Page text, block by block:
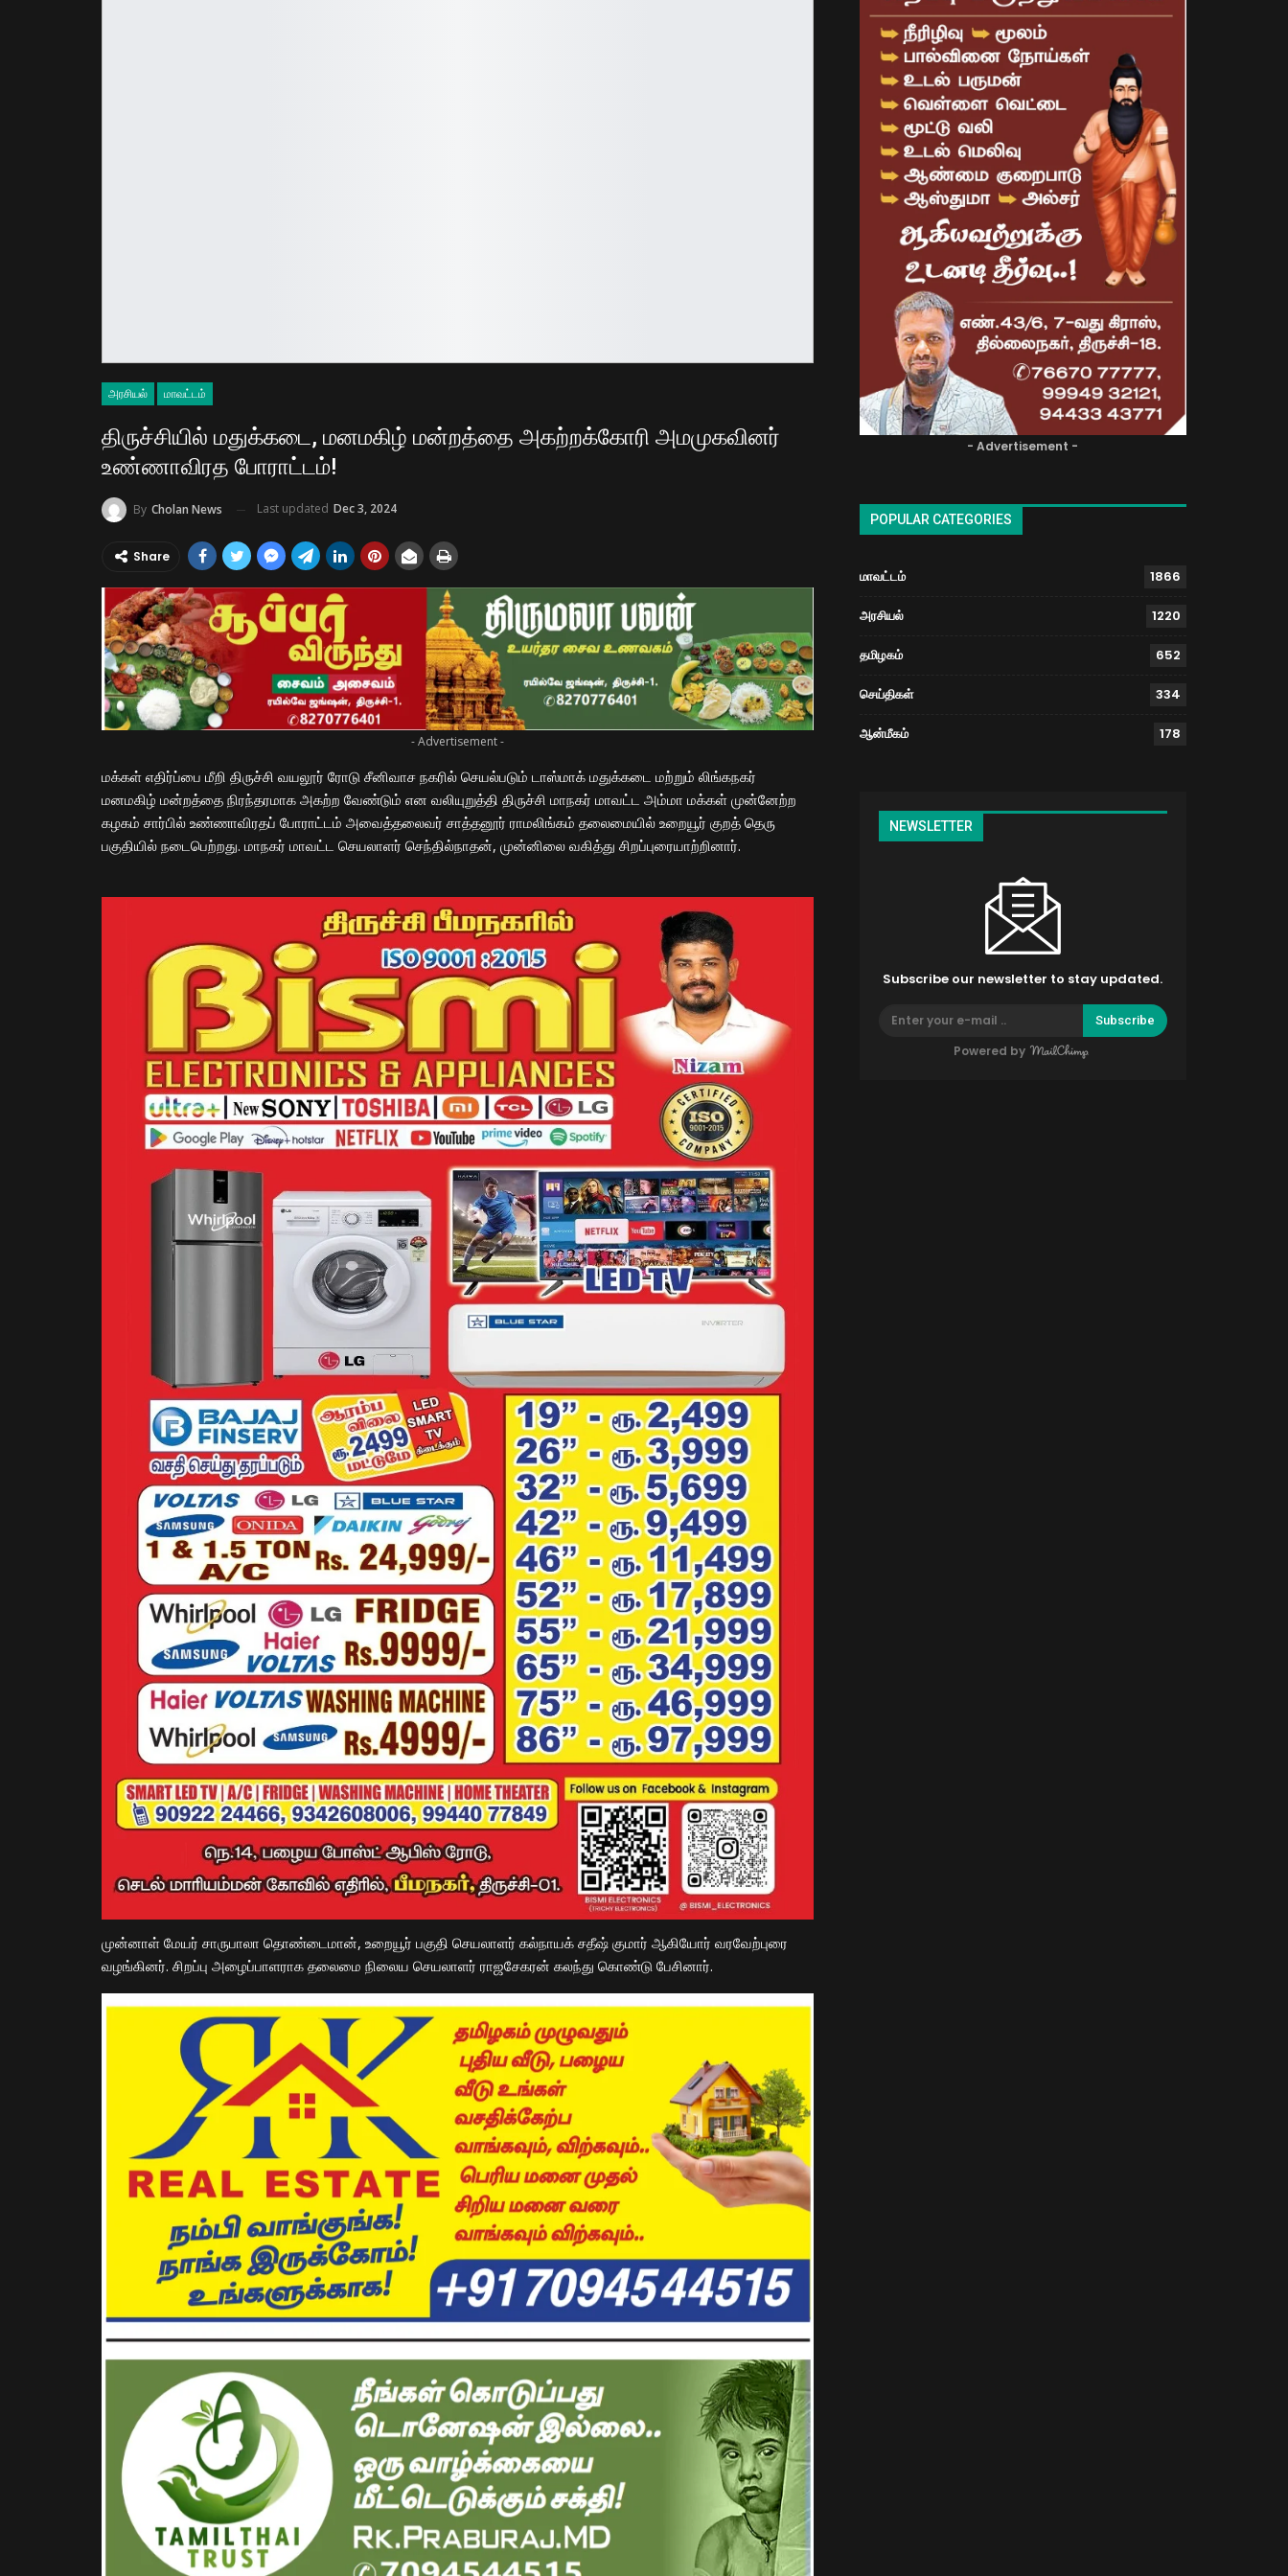
அரசியல் மாவட்டம்
திருச்சியில் மதுக்கடை, மனமகிழ் மன்றத்தை அகற்றக்கோரி அமமுகவினர்
உண்ணாவிரத போராட்டம்!
By Cholan News Last updated Dec 3, 2024
Share
- Advertisement -
மக்கள் எதிர்ப்பை மீறி திருச்சி வயலூர் ரோடு சீனிவாச நகரில் செயல்படும் டாஸ்மாக் மதுக்கடை மற்றும் லிங்கநகர்
மனமகிழ் மன்றத்தை நிரந்தரமாக அகற்ற வேண்டும் என வலியுறுத்தி திருச்சி மாநகர் மாவட்ட அம்மா மக்கள் முன்னேற்ற
கழகம் சார்பில் உண்ணாவிரதப் போராட்டம் அவைத்தலைவர் சாத்தனூர் ராமலிங்கம் தலைமையில் உறையூர் குறத் தெரு
பகுதியில் நடைபெற்றது. மாநகர் மாவட்ட செயலாளர் செந்தில்நாதன், முன்னிலை வகித்து சிறப்புரையாற்றினார்.
முன்னாள் மேயர் சாருபாலா தொண்டைமான், உறையூர் பகுதி செயலாளர் கல்நாயக் சதீஷ் குமார் ஆகியோர் வரவேற்புரை
வழங்கினர். சிறப்பு அழைப்பாளராக தலைமை நிலைய செயலாளர் ராஜசேகரன் கலந்து கொண்டு பேசினார்.
- Advertisement -
POPULAR CATEGORIES
மாவட்டம் 1866
அரசியல் 1220
தமிழகம் 652
செய்திகள் 334
ஆன்மீகம் 178
NEWSLETTER
Subscribe our newsletter to stay updated.
Subscribe
Powered by